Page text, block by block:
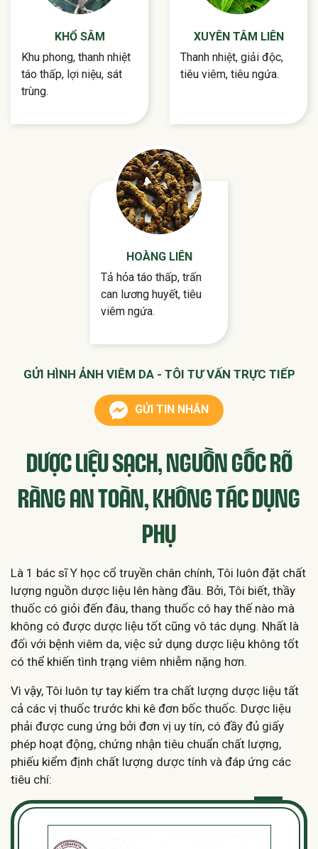
KHỔ SÂM
Khu phong, thanh nhiệt
táo thấp, lợi niệu, sát
trùng.
XUYÊN TÂM LIÊN
Thanh nhiệt, giải độc,
tiêu viêm, tiêu ngứa.
HOÀNG LIÊN
Tả hỏa táo thấp, trấn
can lương huyết, tiêu
viêm ngứa.
GỬI HÌNH ẢNH VIÊM DA - TÔI TƯ VẤN TRỰC TIẾP
GỬI TIN NHẮN
DƯỢC LIỆU SẠCH, NGUỒN GỐC RÕ
RÀNG AN TOÀN, KHÔNG TÁC DỤNG
PHỤ
Là 1 bác sĩ Y học cổ truyền chân chính, Tôi luôn đặt chất
lượng nguồn dược liệu lên hàng đầu. Bởi, Tôi biết, thầy
thuốc có giỏi đến đâu, thang thuốc có hay thế nào mà
không có được dược liệu tốt cũng vô tác dụng. Nhất là
đối với bệnh viêm da, việc sử dụng dược liệu không tốt
có thể khiến tình trạng viêm nhiễm nặng hơn.
Vì vậy, Tôi luôn tự tay kiểm tra chất lượng dược liệu tất
cả các vị thuốc trước khi kê đơn bốc thuốc. Dược liệu
phải được cung ứng bởi đơn vị uy tín, có đầy đủ giấy
phép hoạt động, chứng nhận tiêu chuẩn chất lượng,
phiếu kiểm định chất lượng dược tính và đáp ứng các
tiêu chí: